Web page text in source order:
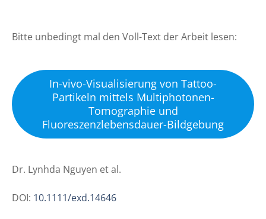
Bitte unbedingt mal den Voll-Text der Arbeit lesen:
In-vivo-Visualisierung von Tattoo-
Partikeln mittels Multiphotonen-
Tomographie und
Fluoreszenzlebensdauer-Bildgebung
Dr. Lynhda Nguyen et al.
DOI: 10.1111/exd.14646